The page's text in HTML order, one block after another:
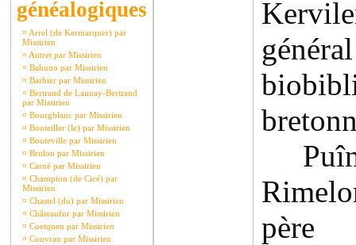
généalogiques
¤ Arrel (de Kermarquer) par
Missirien
¤ Autret par Missirien
¤ Bahuno par Missirien
¤ Barbier par Missirien
¤ Bertrand de Launay-Bertrand
par Missirien
¤ Bourgblanc par Missirien
¤ Bouteiller (le) par Missirien
¤ Bouteville par Missirien
¤ Brulon par Missirien
¤ Carné par Missirien
¤ Champion (de Cicé) par
Missirien
¤ Chastel (du) par Missirien
¤ Châteaufur par Missirien
¤ Coetquen par Missirien
¤ Couvran par Missirien
père